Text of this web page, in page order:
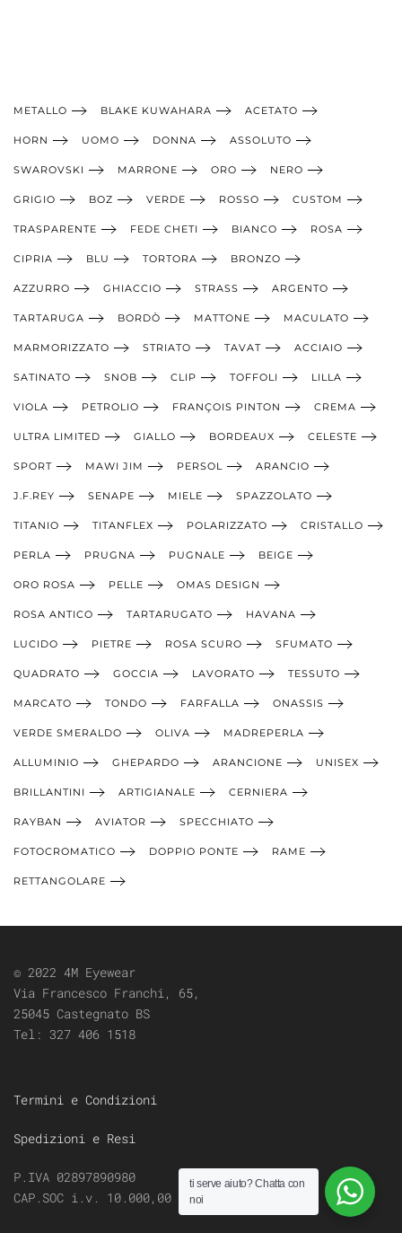
METALLO BLAKE KUWAHARA ACETATO
HORN UOMO DONNA ASSOLUTO
SWAROVSKI MARRONE ORO NERO
GRIGIO BOZ VERDE ROSSO CUSTOM
TRASPARENTE FEDE CHETI BIANCO ROSA
CIPRIA BLU TORTORA BRONZO
AZZURRO GHIACCIO STRASS ARGENTO
TARTARUGA BORDÒ MATTONE MACULATO
MARMORIZZATO STRIATO TAVAT ACCIAIO
SATINATO SNOB CLIP TOFFOLI LILLA
VIOLA PETROLIO FRANÇOIS PINTON CREMA
ULTRA LIMITED GIALLO BORDEAUX CELESTE
SPORT MAWI JIM PERSOL ARANCIO
J.F.REY SENAPE MIELE SPAZZOLATO
TITANIO TITANFLEX POLARIZZATO CRISTALLO
PERLA PRUGNA PUGNALE BEIGE
ORO ROSA PELLE OMAS DESIGN
ROSA ANTICO TARTARUGATO HAVANA
LUCIDO PIETRE ROSA SCURO SFUMATO
QUADRATO GOCCIA LAVORATO TESSUTO
MARCATO TONDO FARFALLA ONASSIS
VERDE SMERALDO OLIVA MADREPERLA
ALLUMINIO GHEPARDO ARANCIONE UNISEX
BRILLANTINI ARTIGIANALE CERNIERA
RAYBAN AVIATOR SPECCHIATO
FOTOCROMATICO DOPPIO PONTE RAME
RETTANGOLARE
© 2022 4M Eyewear
Via Francesco Franchi, 65,
25045 Castegnato BS
Tel: 327 406 1518
Termini e Condizioni
Spedizioni e Resi
P.IVA 02897890980
CAP.SOC i.v. 10.000,00
ti serve aiuto?Chatta con
noi